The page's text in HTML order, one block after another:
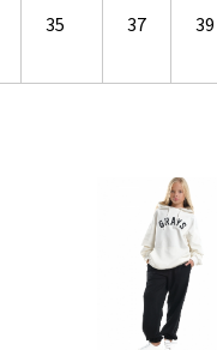
35 37 39